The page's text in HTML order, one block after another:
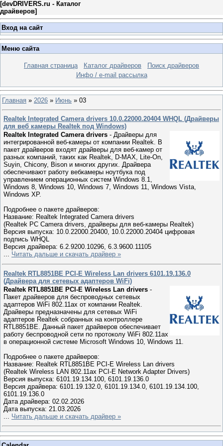
[devDRIVERS.ru - Каталог
драйверов]
Вход на сайт
Меню сайта
Главная страница Каталог драйверов
Поиск драйверов
Инфо / e-mail рассылка
Главная » 2026 » Июнь » 03
Realtek Integrated Camera drivers 10.0.22000.20404 WHQL (Драйверы
для веб камеры Realtek под Windows)
Realtek Integrated Camera drivers - Драйверы для
интегрированной веб-камеры от компании Realtek. В
пакет драйверов входят драйверы для веб-камер от
разных компаний, таких как Realtek, D-MAX, Lite-On,
Suyin, Chicony, Bison и многих других. Драйвера
обеспечивают работу вебкамеры ноутбука под
управлением операционных систем Windows 8.1,
Windows 8, Windows 10, Windows 7, Windows 11, Windows Vista,
Windows XP.
Подробнее о пакете драйверов:
Название: Realtek Integrated Camera drivers
(Realtek PC Camera drivers, драйверы для веб-камеры Realtek)
Версия выпуска: 10.0.22000.20400, 10.0.22000.20404 цифровая
подпись WHQL
Версия драйвера: 6.2.9200.10296, 6.3.9600.11105
... Читать дальше и скачать драйвер »
Realtek RTL8851BE PCI-E Wireless Lan drivers 6101.19.136.0
(Драйвера для сетевых адаптеров WiFi)
Realtek RTL8851BE PCI-E Wireless Lan drivers -
Пакет драйверов для беспроводных сетевых
адаптеров WiFi 802.11ax от компании Realtek.
Драйверы предназначены для сетевых WiFi
адаптеров Realtek собранных на контроллере
RTL8851BE. Данный пакет драйверов обеспечивает
работу беспроводной сети по протоколу WiFi 802.11ax
в операционной системе Microsoft Windows 10, Windows 11.
Подробнее о пакете драйверов:
Название: Realtek RTL8851BE PCI-E Wireless Lan drivers
(Realtek Wireless LAN 802.11ax PCI-E Network Adapter Drivers)
Версия выпуска: 6101.19.134.100, 6101.19.136.0
Версия драйвера: 6101.19.132.0, 6101.19.134.0, 6101.19.134.100,
6101.19.136.0
Дата драйвера: 02.02.2026
Дата выпуска: 21.03.2026
Читать дальше и скачать драйвер »